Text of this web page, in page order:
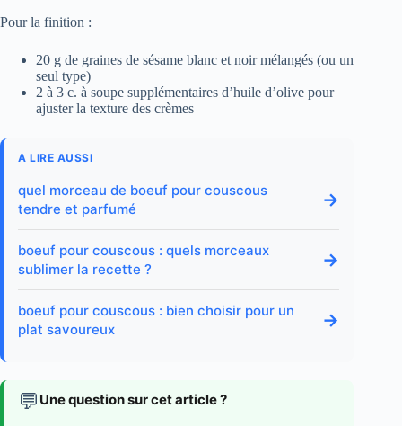
Pour la finition :
20 g de graines de sésame blanc et noir mélangés (ou un
seul type)
2 à 3 c. à soupe supplémentaires d’huile d’olive pour
ajuster la texture des crèmes
A LIRE AUSSI
quel morceau de boeuf pour couscous
tendre et parfumé
→
boeuf pour couscous : quels morceaux
sublimer la recette ?
→
boeuf pour couscous : bien choisir pour un
plat savoureux
→
💬 Une question sur cet article ?